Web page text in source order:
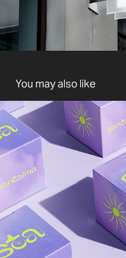
You may also like